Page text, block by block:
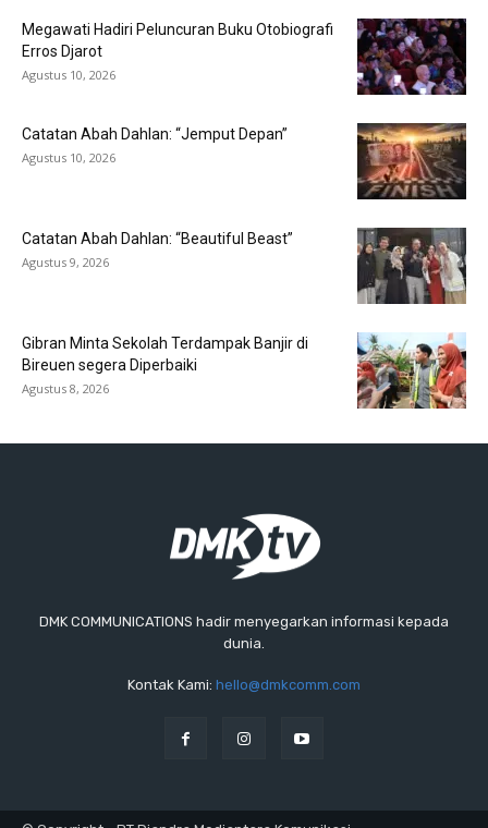
Megawati Hadiri Peluncuran Buku Otobiografi
Erros Djarot
Agustus 10, 2026
Catatan Abah Dahlan: “Jemput Depan”
Agustus 10, 2026
Catatan Abah Dahlan: “Beautiful Beast”
Agustus 9, 2026
Gibran Minta Sekolah Terdampak Banjir di
Bireuen segera Diperbaiki
Agustus 8, 2026
DMK COMMUNICATIONS hadir menyegarkan informasi kepada
dunia.
Kontak Kami: hello@dmkcomm.com